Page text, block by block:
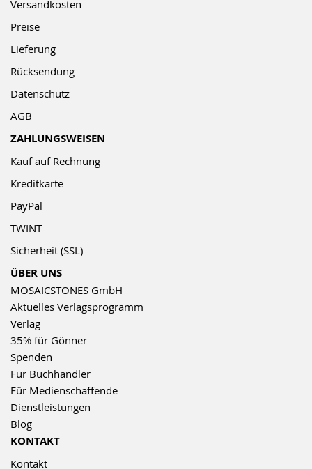
Versandkosten
Preise
Lieferung
Rücksendung
Datenschutz
AGB
ZAHLUNGSWEISEN
Kauf auf Rechnung
Kreditkarte
PayPal
TWINT
Sicherheit (SSL)
ÜBER UNS
MOSAICSTONES GmbH
Aktuelles Verlagsprogramm
Verlag
35% für Gönner
Spenden
Für Buchhändler
Für Medienschaffende
Dienstleistungen
Blog
KONTAKT
Kontakt